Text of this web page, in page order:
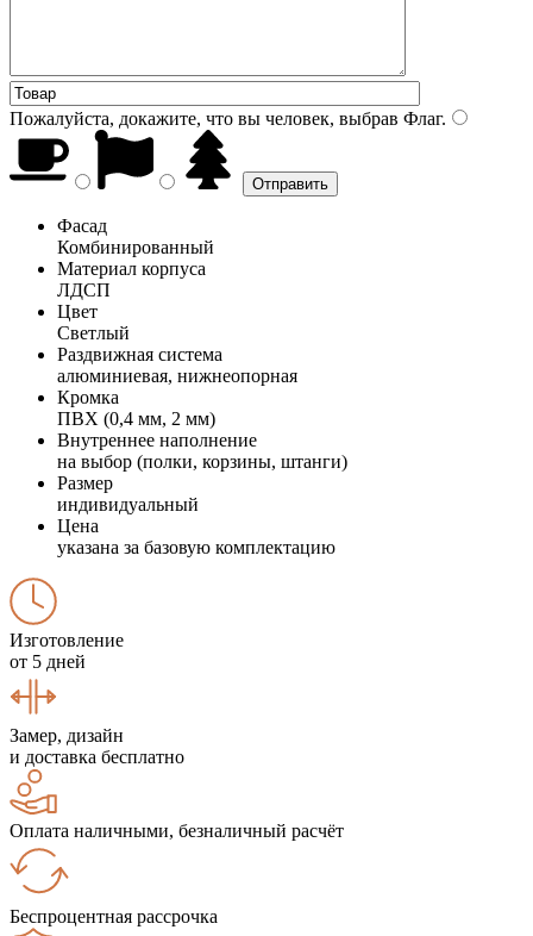
Пожалуйста, докажите, что вы человек, выбрав Флаг.
Фасад
Комбинированный
Материал корпуса
ЛДСП
Цвет
Светлый
Раздвижная система
алюминиевая, нижнеопорная
Кромка
ПВХ (0,4 мм, 2 мм)
Внутреннее наполнение
на выбор (полки, корзины, штанги)
Размер
индивидуальный
Цена
указана за базовую комплектацию
Изготовление
от 5 дней
Замер, дизайн
и доставка бесплатно
Оплата наличными, безналичный расчёт
Беспроцентная рассрочка